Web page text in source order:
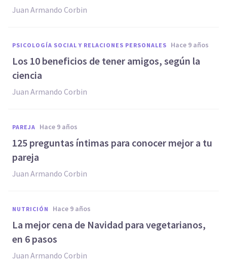
Juan Armando Corbin
PSICOLOGÍA SOCIAL Y RELACIONES PERSONALES hace 9 años
​Los 10 beneficios de tener amigos, según la
ciencia
Juan Armando Corbin
PAREJA hace 9 años
125 preguntas íntimas para conocer mejor a tu
pareja
Juan Armando Corbin
NUTRICIÓN hace 9 años
​La mejor cena de Navidad para vegetarianos,
en 6 pasos
Juan Armando Corbin